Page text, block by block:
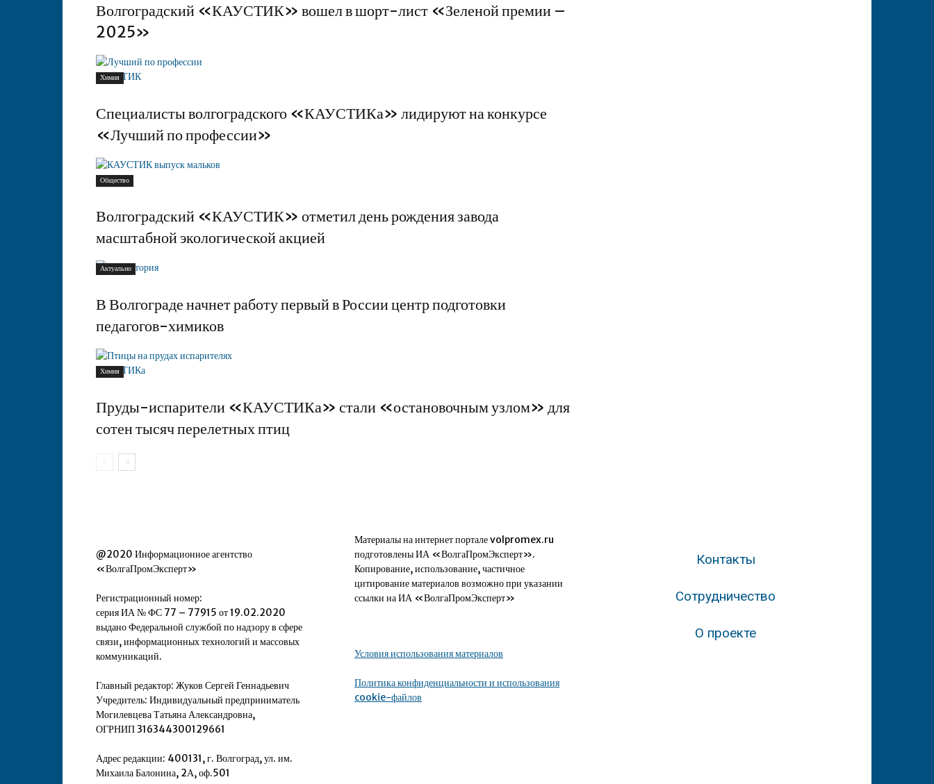
Волгоградский «КАУСТИК» вошел в шорт-лист «Зеленой премии –
2025»
Химия
Специалисты волгоградского «КАУСТИКа» лидируют на конкурсе
«Лучший по профессии»
Общество
Волгоградский «КАУСТИК» отметил день рождения завода
масштабной экологической акцией
Актуально
В Волгограде начнет работу первый в России центр подготовки
педагогов-химиков
Химия
Пруды-испарители «КАУСТИКа» стали «остановочным узлом» для
сотен тысяч перелетных птиц
@2020 Информационное агентство
«ВолгаПромЭксперт»
Регистрационный номер:
серия ИА № ФС 77 – 77915 от 19.02.2020
выдано Федеральной службой по надзору в сфере
связи, информационных технологий и массовых
коммуникаций.
Главный редактор: Жуков Сергей Геннадьевич
Учредитель: Индивидуальный предприниматель
Могилевцева Татьяна Александровна,
ОГРНИП 316344300129661
Адрес редакции: 400131, г. Волгоград, ул. им.
Михаила Балонина, 2А, оф.501
Материалы на интернет портале volpromex.ru
подготовлены ИА «ВолгаПромЭксперт».
Копирование, использование, частичное
цитирование материалов возможно при указании
ссылки на ИА «ВолгаПромЭксперт»
Условия использования материалов
Политика конфиденциальности и использования
cookie-файлов
Контакты
Сотрудничество
О проекте